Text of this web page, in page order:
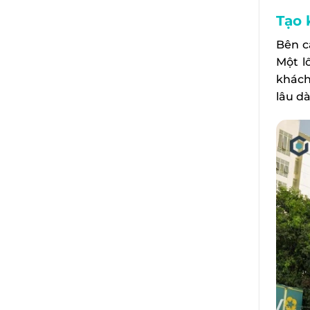
Tạo
Bên
Một
lâu